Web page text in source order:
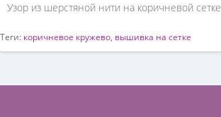
Узор из шерстяной нити на коричневой сетке
Теги: коричневое кружево, вышивка на сетке